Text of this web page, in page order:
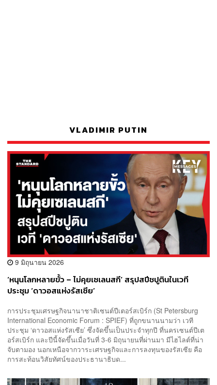
VLADIMIR PUTIN
9 มิถุนายน 2026
‘หนุนโลกหลายขั้ว – ไม่คุยเซเลนสกี’ สรุปสปีชปูตินในเวที
ประชุม ‘ดาวอสแห่งรัสเซีย’
การประชุมเศรษฐกิจนานาชาติเซนต์ปีเตอร์สเบิร์ก (St Petersburg
International Economic Forum : SPIEF) ที่ถูกขนานนามว่า เวที
ประชุม ‘ดาวอสแห่งรัสเซีย’ ซึ่งจัดขึ้นเป็นประจำทุกปี ที่นครเซนต์ปีเต
อร์สเบิร์ก และปีนี้จัดขึ้นเมื่อวันที่ 3-6 มิถุนายนที่ผ่านมา มีไฮไลต์ที่น่า
จับตามอง นอกเหนือจากวาระเศรษฐกิจและการลงทุนของรัสเซีย คือ
การสะท้อนวิสัยทัศน์ของประธานาธิบด...